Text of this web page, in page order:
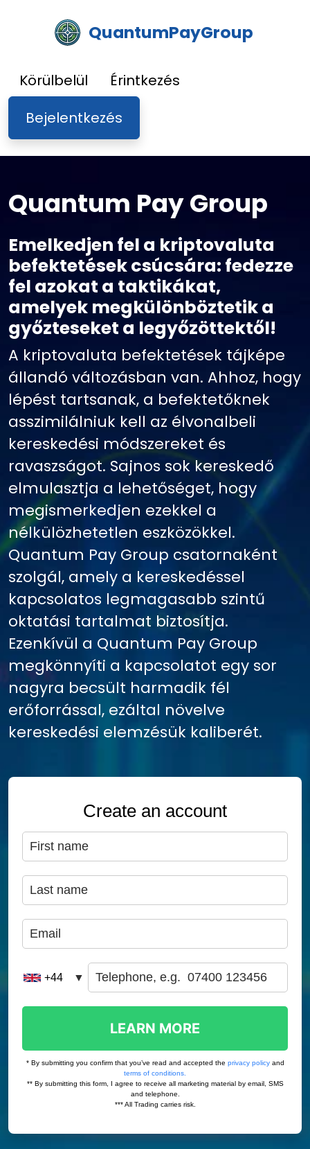
QuantumPayGroup
Körülbelül
Érintkezés
Bejelentkezés
Quantum Pay Group
Emelkedjen fel a kriptovaluta
befektetések csúcsára: fedezze
fel azokat a taktikákat,
amelyek megkülönböztetik a
győzteseket a legyőzöttektől!
A kriptovaluta befektetések tájképe
állandó változásban van. Ahhoz, hogy
lépést tartsanak, a befektetőknek
asszimilálniuk kell az élvonalbeli
kereskedési módszereket és
ravaszságot. Sajnos sok kereskedő
elmulasztja a lehetőséget, hogy
megismerkedjen ezekkel a
nélkülözhetetlen eszközökkel.
Quantum Pay Group csatornaként
szolgál, amely a kereskedéssel
kapcsolatos legmagasabb szintű
oktatási tartalmat biztosítja.
Ezenkívül a Quantum Pay Group
megkönnyíti a kapcsolatot egy sor
nagyra becsült harmadik fél
erőforrással, ezáltal növelve
kereskedési elemzésük kaliberét.